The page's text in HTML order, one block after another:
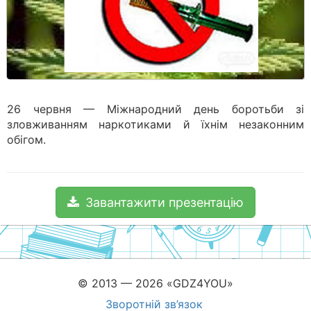
26 червня — Міжнародний день боротьби зі
зловживанням наркотиками й їхнім незаконним
обігом.
Завантажити презентацію
© 2013 — 2026 «GDZ4YOU»
Зворотній зв’язок